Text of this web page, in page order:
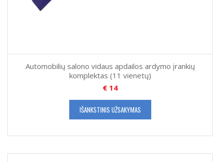
Automobilių salono vidaus apdailos ardymo įrankių
komplektas (11 vienetų)
€14
IŠANKSTINIS UŽSAKYMAS